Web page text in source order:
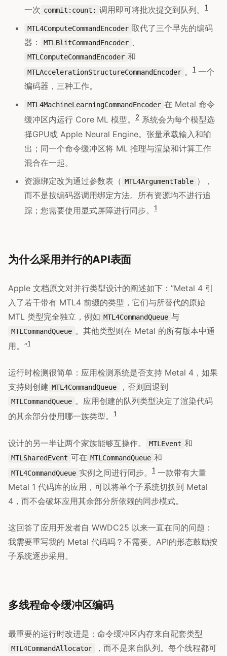
一次 commit:count: 调用即可将批次提交到队列。 1
MTL4ComputeCommandEncoder 取代了三个早先的编码
器：
MTLBlitCommandEncoder
MTLComputeCommandEncoder 和
MTLAccelerationStructureCommandEncoder 。 1 一个
编码器，三种工作。
MTL4MachineLearningCommandEncoder 在 Metal 命令
缓冲区内运行 Core ML 模型。
2 系统会为每个模型选
择GPU或 Apple Neural Engine。张量承载输入和输
出；同一个命令缓冲区将 ML 推理与渲染和计算工作
混合在一起。
资源绑定改为通过参数表（ MTL4ArgumentTable ），
而不是按编码器调用绑定方法。所有资源均不进行追
踪；您需要使用显式屏障进行同步。
1
为什么采用并行的API表面
Apple 文档原文对并行类型设计的阐述如下：”Metal 4 引
入了若干带有 MTL4 前缀的类型，它们与所替代的原始
MTL 类型完全独立，例如 MTL4CommandQueue 与
MTLCommandQueue 。其他类型则在 Metal 的所有版本中通
用。”1
运行时检测很简单：应用检测系统是否支持 Metal 4，如果
支持则创建 MTL4CommandQueue ，否则回退到
MTLCommandQueue 。应用创建的队列类型决定了渲染代码
的其余部分使用哪一族类型。
1
设计的另一半让两个家族能够互操作。 MTLEvent 和
MTLSharedEvent 可在 MTLCommandQueue 和
MTL4CommandQueue 实例之间进行同步。 1 一款带有大量
Metal 1 代码库的应用，可以将单个子系统切换到 Metal
4，而不会破坏应用其余部分所依赖的同步模式。
这回答了应用开发者自 WWDC25 以来一直在问的问题：
我需要重写我的 Metal 代码吗？不需要。API的形态鼓励按
子系统逐步采用。
多线程命令缓冲区编码
最重要的运行时改进是：命令缓冲区内存来自配套类型
MTL4CommandAllocator
，而不是来自队列。每个线程都可